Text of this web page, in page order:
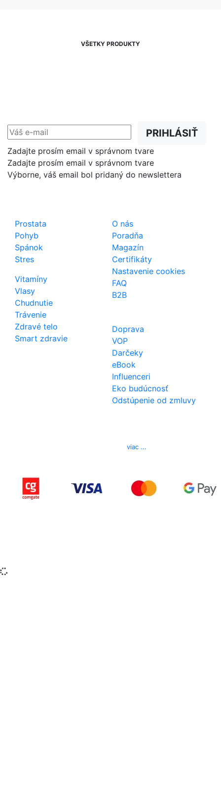
VŠETKY PRODUKTY
PRIHLÁSIŤ
Zadajte prosím email v správnom tvare
Zadajte prosím email v správnom tvare
Výborne, váš email bol pridaný do newslettera
Prostata
Pohyb
Spánok
Stres
Vitamíny
Vlasy
Chudnutie
Trávenie
Zdravé telo
Smart zdravie
O nás
Poradňa
Magazín
Certifikáty
Nastavenie cookies
FAQ
B2B
Doprava
VOP
Darčeky
eBook
Influenceri
Eko budúcnosť
Odstúpenie od zmluvy
viac ...